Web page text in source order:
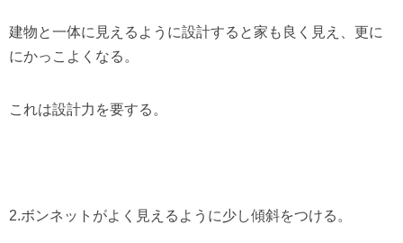
建物と一体に見えるように設計すると家も良く見え、更に
にかっこよくなる。
これは設計力を要する。
2.ボンネットがよく見えるように少し傾斜をつける。